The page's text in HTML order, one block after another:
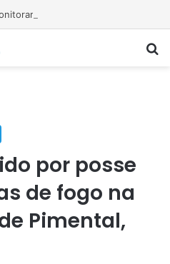
por posse
de fogo na
Pimental,